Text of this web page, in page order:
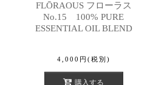
FLŌRAOUS フローラス
No.15 100% PURE
ESSENTIAL OIL BLEND
4,000 円 (税別)
購入する